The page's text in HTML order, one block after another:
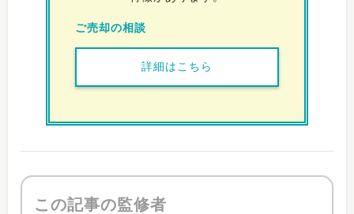
ご売却の相談
詳細はこちら
この記事の監修者